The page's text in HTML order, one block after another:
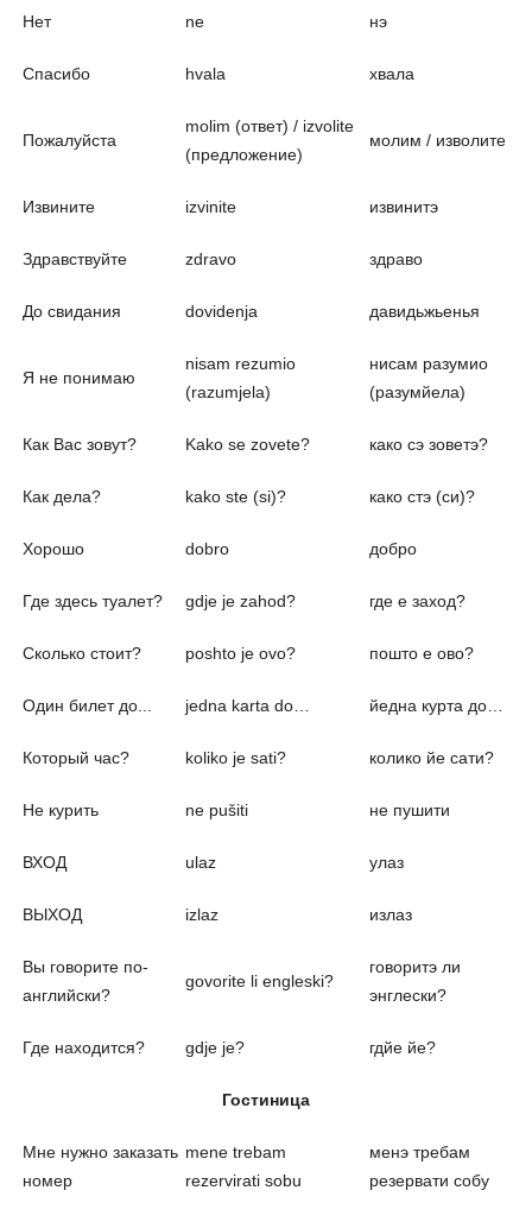
Нет ne нэ
Спасибо hvala хвала
Пожалуйста
molim (ответ) / izvolite
(предложение)
молим / изволите
Извините izvinite извинитэ
Здравствуйте zdravo здраво
До свидания dovidenja давидьжьенья
Я не понимаю
nisam rezumio
(razumjela)
нисам разумио
(разумйела)
Как Вас зовут? Kako se zovete? како сэ зоветэ?
Как дела? kako ste (si)? како стэ (си)?
Хорошо dobro добро
Где здесь туалет? gdje je zahod? где е заход?
Сколько стоит? poshto je ovo? пошто е ово?
Один билет до... jedna karta do… йедна курта до…
Который час? koliko je sati? колико йе сати?
Не курить ne pušiti не пушити
ВХОД ulaz улаз
ВЫХОД izlaz излаз
Вы говорите по-
английски?
govorite li engleski?
говоритэ ли
энглески?
Где находится? gdje je? гдйе йе?
Гостиница
Мне нужно заказать
номер
mene trebam
rezervirati sobu
менэ требам
резервати собу